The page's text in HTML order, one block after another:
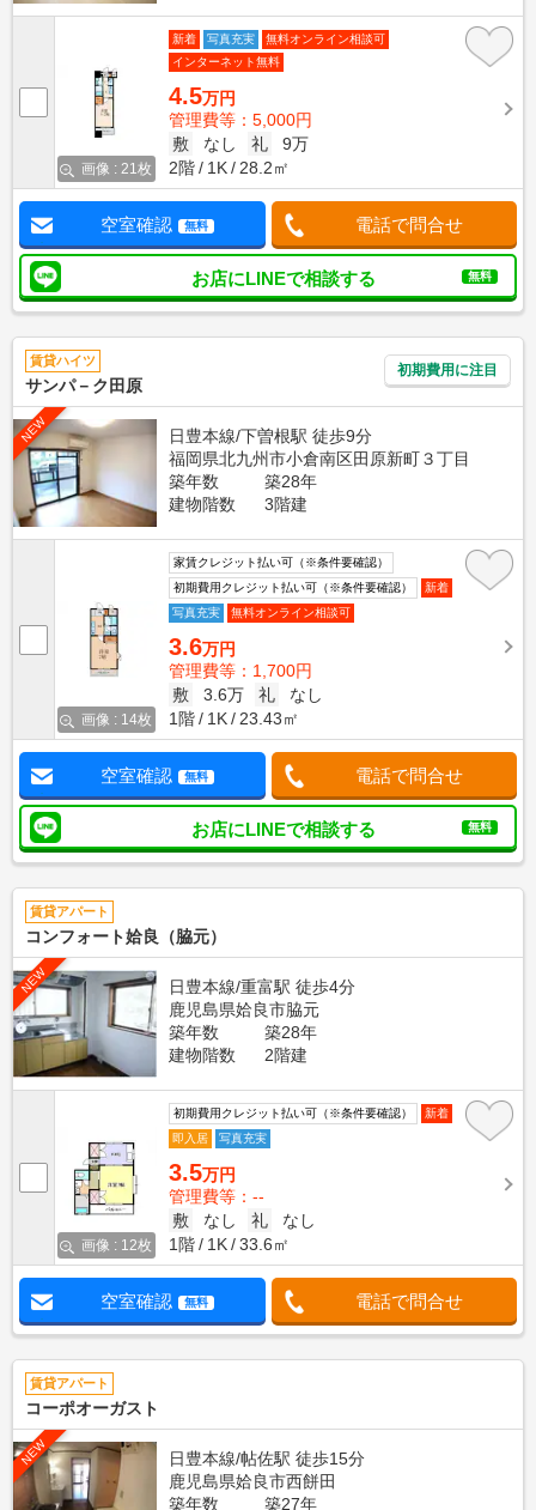
画像 : 21枚
新着 写真充実
無料オンライン相談可
インターネット無料
4.5万円
管理費等：5,000円
敷
なし 礼
9万
2階
1K 28.2㎡
空室確認 無料 電話で問合せ
お店にLINEで相談する 無料
賃貸ハイツ
サンパ－ク田原
初期費用に注目
NEW
日豊本線/下曽根駅 徒歩9分
福岡県北九州市小倉南区田原新町３丁目
築年数
築28年
建物階数
3階建
画像 : 14枚
家賃クレジット払い可（※条件要確認）
初期費用クレジット払い可（※条件要確認）
新着
写真充実
無料オンライン相談可
3.6万円
管理費等：1,700円
敷
3.6万 礼
なし
1階
1K 23.43㎡
空室確認 無料 電話で問合せ
お店にLINEで相談する 無料
賃貸アパート
コンフォート姶良（脇元）
NEW
日豊本線/重富駅 徒歩4分
鹿児島県姶良市脇元
築年数
築28年
建物階数
2階建
画像 : 12枚
初期費用クレジット払い可（※条件要確認）
新着
即入居
写真充実
3.5万円
管理費等：--
敷
なし 礼
なし
1階
1K 33.6㎡
空室確認 無料 電話で問合せ
賃貸アパート
コーポオーガスト
NEW
日豊本線/帖佐駅 徒歩15分
鹿児島県姶良市西餅田
築年数
築27年